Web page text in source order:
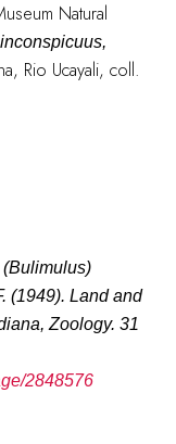
Natural
Rio Ucayali, coll.
(1949). Land and
Zoology. 31
2848576